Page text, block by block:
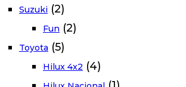
Suzuki (2)
Fun (2)
Toyota (5)
Hilux 4x2 (4)